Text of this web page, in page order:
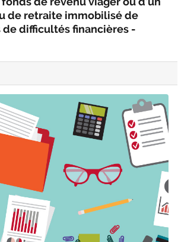
de retraite immobilisé de
de difficultés financières -